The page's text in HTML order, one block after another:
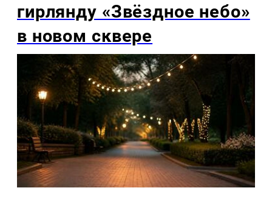
гирлянду «Звёздное небо»
в новом сквере